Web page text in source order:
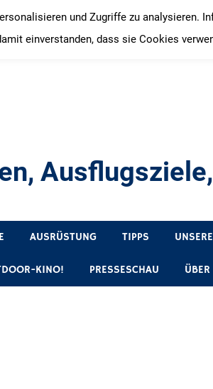
AUSRÜSTUNG TIPPS
KINO! PRESSESCHAU
und Zugriffe zu analysieren.
einverstanden, dass sie Cookies